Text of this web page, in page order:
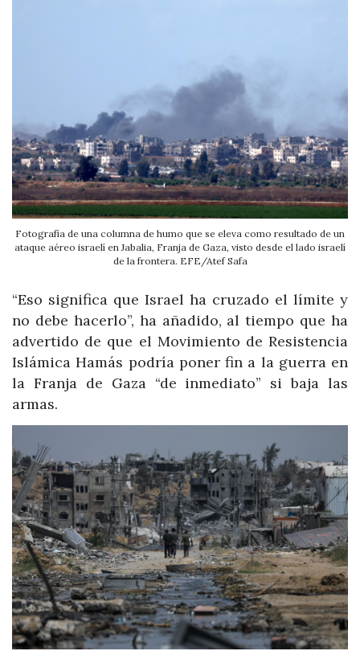
Fotografía de una columna de humo que se eleva como resultado de un
ataque aéreo israelí en Jabalia, Franja de Gaza, visto desde el lado israelí
de la frontera. EFE/Atef Safa
“Eso significa que Israel ha cruzado el límite y
no debe hacerlo”, ha añadido, al tiempo que ha
advertido de que el Movimiento de Resistencia
Islámica Hamás podría poner fin a la guerra en
la Franja de Gaza “de inmediato” si baja las
armas.